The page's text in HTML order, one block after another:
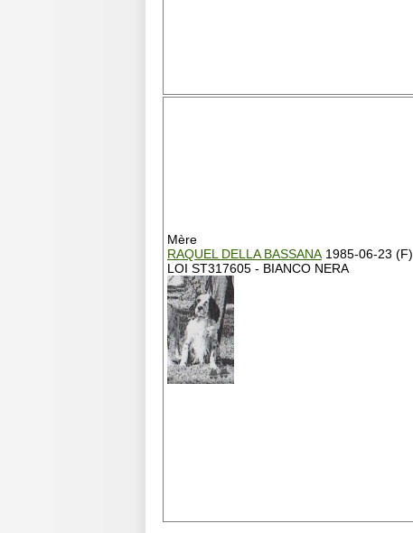
Mère
RAQUEL DELLA BASSANA 1985-06-23 (F)
LOI ST317605 - BIANCO NERA